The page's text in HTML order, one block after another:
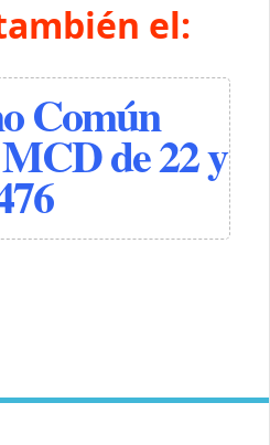
el:
Común
de 22 y